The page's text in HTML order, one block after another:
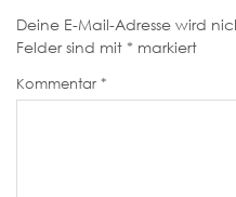
Deine E-Mail-Adresse wird
Felder sind mit * markiert
Kommentar *